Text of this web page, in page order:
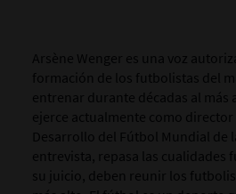
Arsène Wenger es una voz
formación de los futbolistas del
entrenar durante décadas al más
ejerce actualmente como director
Desarrollo del Fútbol Mundial de
entrevista, repasa las cualidades
su juicio, deben reunir los